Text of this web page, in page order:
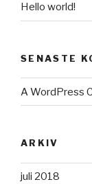
Hello world!
SENASTE
A WordPress
ARKIV
juli 2018